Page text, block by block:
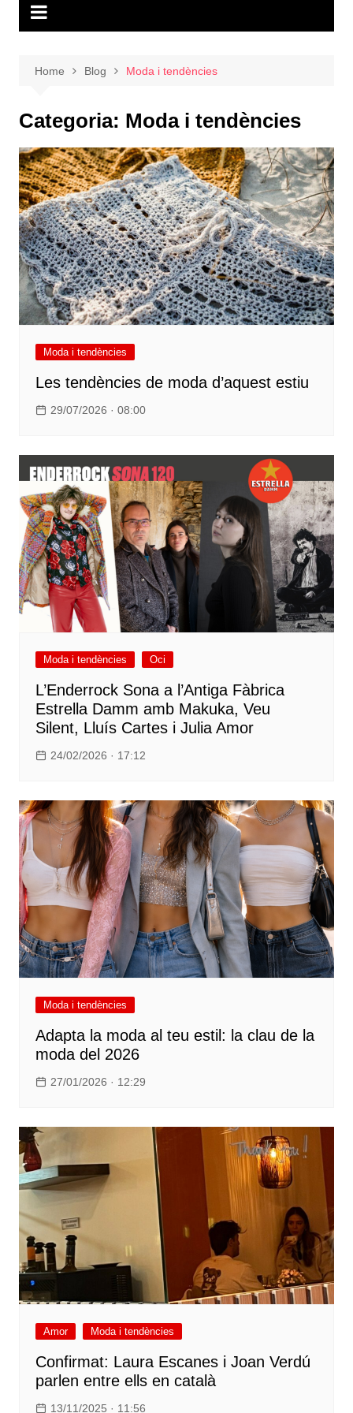
Home Blog Moda i tendències
Categoria: Moda i tendències
Moda i tendències
Les tendències de moda d’aquest estiu
29/07/2026 · 08:00
Moda i tendències Oci
L’Enderrock Sona a l’Antiga Fàbrica
Estrella Damm amb Makuka, Veu
Silent, Lluís Cartes i Julia Amor
24/02/2026 · 17:12
Moda i tendències
Adapta la moda al teu estil: la clau de la
moda del 2026
27/01/2026 · 12:29
Amor Moda i tendències
Confirmat: Laura Escanes i Joan Verdú
parlen entre ells en català
13/11/2025 · 11:56